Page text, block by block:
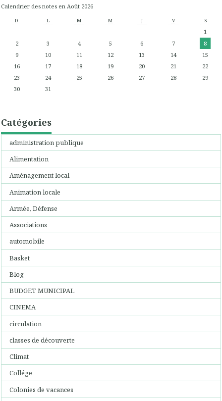
Calendrier des notes en Août 2026
D L M M J V S
1
2
3 4 5 6 7
8
9
10 11 12 13 14
15
16
17 18 19 20 21
22
23
24 25 26 27 28
29
30
31
Catégories
administration publique
Alimentation
Aménagement local
Animation locale
Armée, Défense
Associations
automobile
Basket
Blog
BUDGET MUNICIPAL
CINEMA
circulation
classes de découverte
Climat
Collége
Colonies de vacances